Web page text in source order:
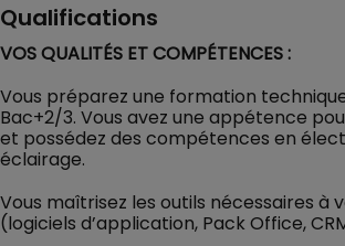
Qualifications
VOS QUALITÉS ET COMPÉTENCES :
Vous préparez une formation
Bac+2/3. Vous avez une appétence
et possédez des compétences en
éclairage.
Vous maîtrisez les outils nécessaires à
(logiciels d’application, Pack Office,